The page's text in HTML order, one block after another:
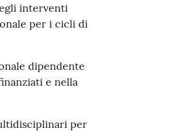
interventi
per i cicli di
dipendente
e nella
per